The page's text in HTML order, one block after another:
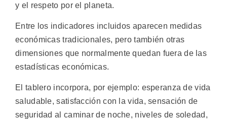
y el respeto por el planeta.
Entre los indicadores incluidos aparecen medidas
económicas tradicionales, pero también otras
dimensiones que normalmente quedan fuera de las
estadísticas económicas.
El tablero incorpora, por ejemplo: esperanza de vida
saludable, satisfacción con la vida, sensación de
seguridad al caminar de noche, niveles de soledad,